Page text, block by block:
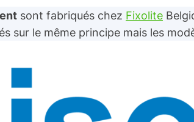
sont fabriqués chez Fixolite
sur le même principe mais les